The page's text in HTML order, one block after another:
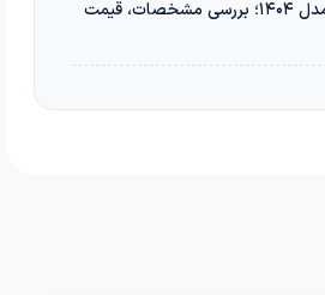
معرفی لوکانو L7 مدل ۱۴۰۴؛ بررسی مشخصات، قیمت